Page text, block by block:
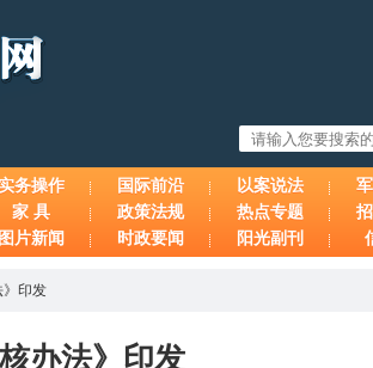
务操作 国际前沿 以案说法
家 具 政策法规 热点专题
图片新闻 时政要闻 阳光副刊
》印发
办法》印发